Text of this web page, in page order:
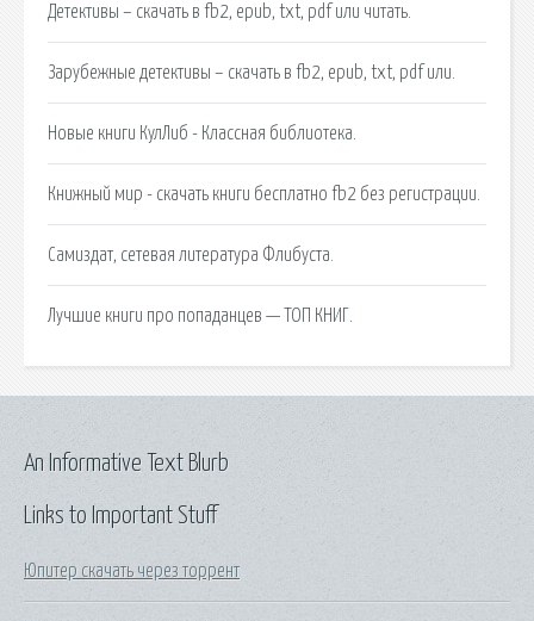
Детективы – скачать в fb2, epub, txt, pdf или читать.
Зарубежные детективы – скачать в fb2, epub, txt, pdf или.
Новые книги КулЛиб - Классная библиотека.
Книжный мир - скачать книги бесплатно fb2 без регистрации.
Самиздат, сетевая литература Флибуста.
Лучшие книги про попаданцев — ТОП КНИГ.
Links to Important Stuff
Юпитер скачать через торрент
An Informative Text Blurb